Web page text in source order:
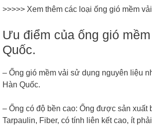
>>>>> Xem thêm các loại ống gió mềm vải
Ưu điểm của ống gió
Quốc.
– Ống gió mềm vải sử dụng nguyên liệu
Hàn Quốc.
– Ống có độ bền cao: Ống được sản xuất
Tarpaulin, Fiber, có tính liên kết cao, ít